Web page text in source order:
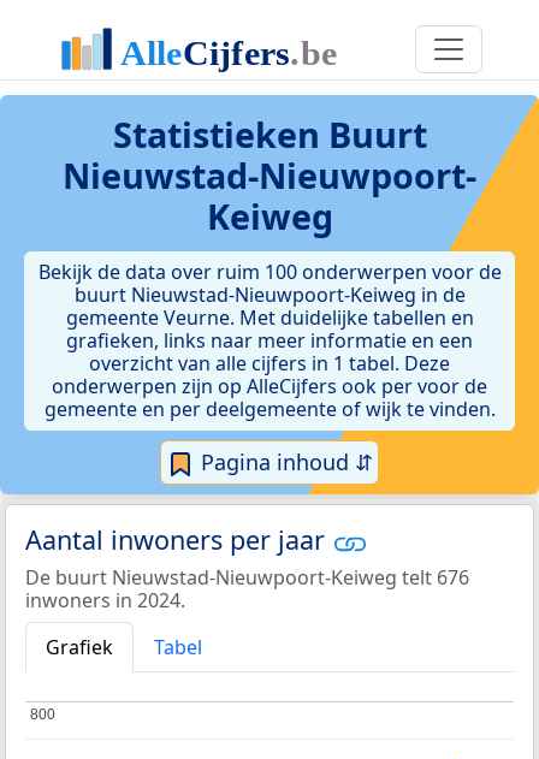
Statistieken Buurt
Nieuwstad-Nieuwpoort-
Keiweg
Bekijk de data over ruim 100 onderwerpen voor de
buurt Nieuwstad-Nieuwpoort-Keiweg in de
gemeente Veurne. Met duidelijke tabellen en
grafieken, links naar meer informatie en een
overzicht van alle cijfers in 1 tabel. Deze
onderwerpen zijn op AlleCijfers ook per voor de
gemeente en per deelgemeente of wijk te vinden.
Pagina inhoud ⇵
Aantal inwoners per jaar
De buurt Nieuwstad-Nieuwpoort-Keiweg telt 676
inwoners in 2024.
Grafiek
Tabel
800
800